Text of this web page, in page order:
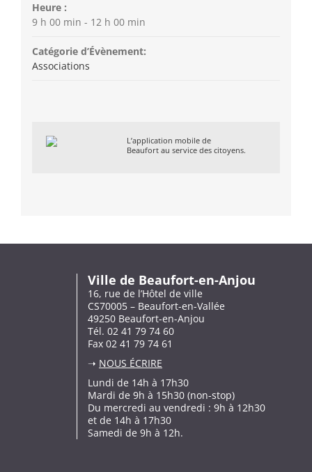
Heure :
9 h 00 min - 12 h 00 min
Catégorie d’Évènement:
Associations
L’application mobile de
Beaufort au service des citoyens.
Ville de Beaufort-en-Anjou
16, rue de l’Hôtel de ville
CS70005 – Beaufort-en-Vallée
49250 Beaufort-en-Anjou
Tél. 02 41 79 74 60
Fax 02 41 79 74 61
➝ NOUS ÉCRIRE
Lundi de 14h à 17h30
Mardi de 9h à 15h30 (non-stop)
Du mercredi au vendredi : 9h à 12h30
et de 14h à 17h30
Samedi de 9h à 12h.